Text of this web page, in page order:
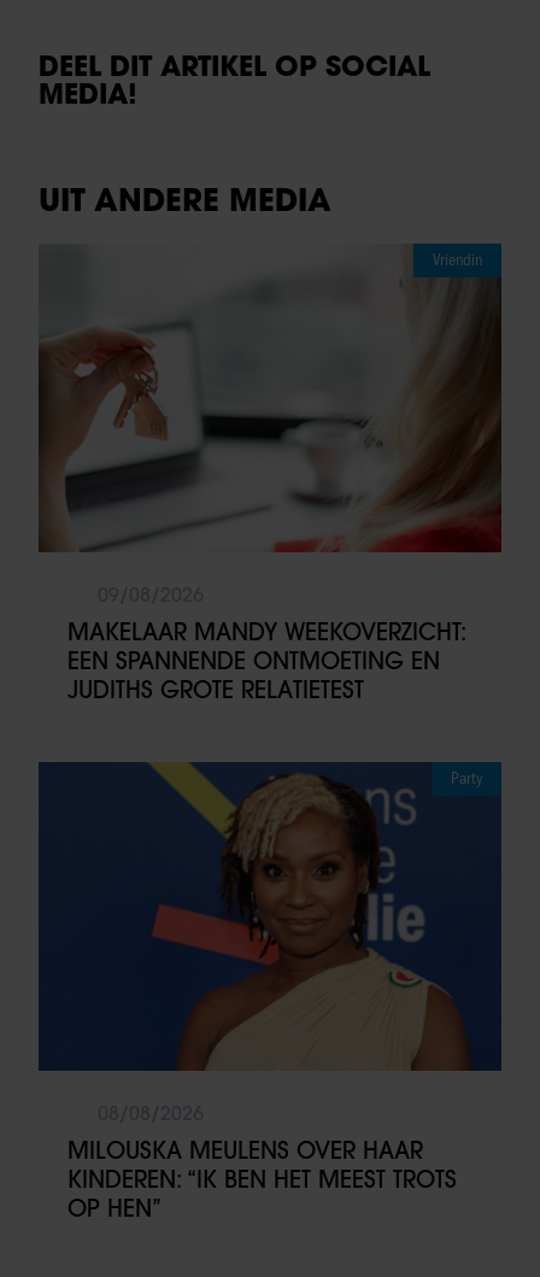
DEEL DIT ARTIKEL OP SOCIAL
MEDIA!
UIT ANDERE MEDIA
Vriendin
MAKELAAR MANDY WEEKOVERZICHT:
EEN SPANNENDE ONTMOETING EN
JUDITHS GROTE RELATIETEST
Party
MILOUSKA MEULENS OVER HAAR
KINDEREN: “IK BEN HET MEEST TROTS
OP HEN”